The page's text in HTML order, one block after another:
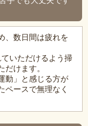
、数日間は疲れを
いただけるよう掃
だけます。
動」と感じる方が
ペースで無理なく